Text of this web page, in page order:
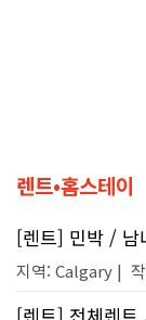
렌트•홈스테이
[렌트] 민박 / 남
지역: Calgary |